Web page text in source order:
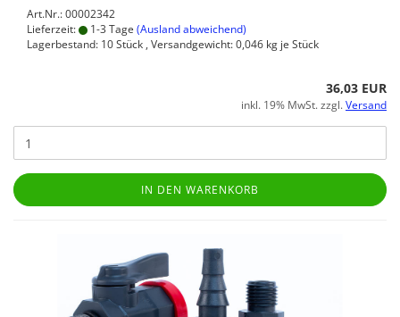
Art.Nr.: 00002342
Lieferzeit:
1-3 Tage (Ausland abweichend)
Lagerbestand: 10 Stück , Versandgewicht:0,046 kg je Stück
36,03 EUR
inkl. 19% MwSt. zzgl.Versand
IN DEN WARENKORB